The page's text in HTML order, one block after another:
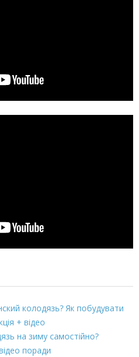
колодязь? Як побудувати
+ відео
на зиму самостійно?
поради